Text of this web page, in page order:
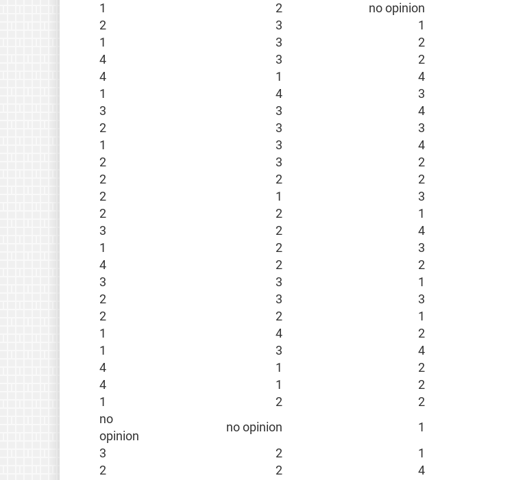
1
2 no opinion
2
3 1
1
3 2
4
3 2
4
1 4
1
4 3
3
3 4
2
3 3
1
3 4
2
3 2
2
2 2
2
1 3
2
2 1
3
2 4
1
2 3
4
2 2
3
3 1
2
3 3
2
2 1
1
4 2
1
3 4
4
1 2
4
1 2
1
2 2
no
opinion
no opinion 1
3
2 1
2
2 4